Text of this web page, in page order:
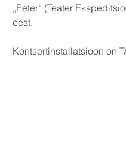
„Eeter“ (Teater
eest.
Kontsertinstallatsioon on